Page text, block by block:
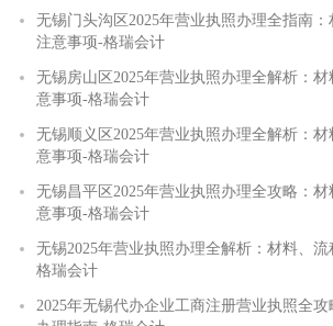
无锡门头沟区2025年营业执照办理全指南
注意事项-格瑞会计
无锡房山区2025年营业执照办理全解析：
意事项-格瑞会计
无锡顺义区2025年营业执照办理全解析：
意事项-格瑞会计
无锡昌平区2025年营业执照办理全攻略：
意事项-格瑞会计
无锡2025年营业执照办理全解析：材料、
格瑞会计
2025年无锡代办企业工商注册营业执照全